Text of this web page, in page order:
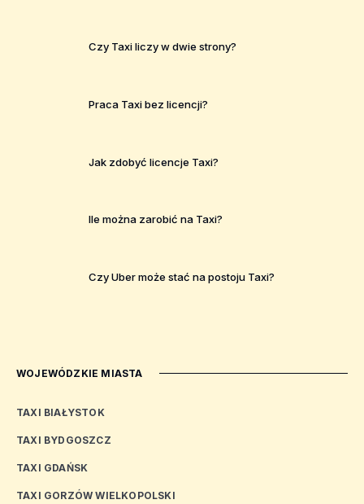
Czy Taxi liczy w dwie strony?
Praca Taxi bez licencji?
Jak zdobyć licencje Taxi?
Ile można zarobić na Taxi?
Czy Uber może stać na postoju Taxi?
WOJEWÓDZKIE MIASTA
TAXI BIAŁYSTOK
TAXI BYDGOSZCZ
TAXI GDAŃSK
TAXI GORZÓW WIELKOPOLSKI